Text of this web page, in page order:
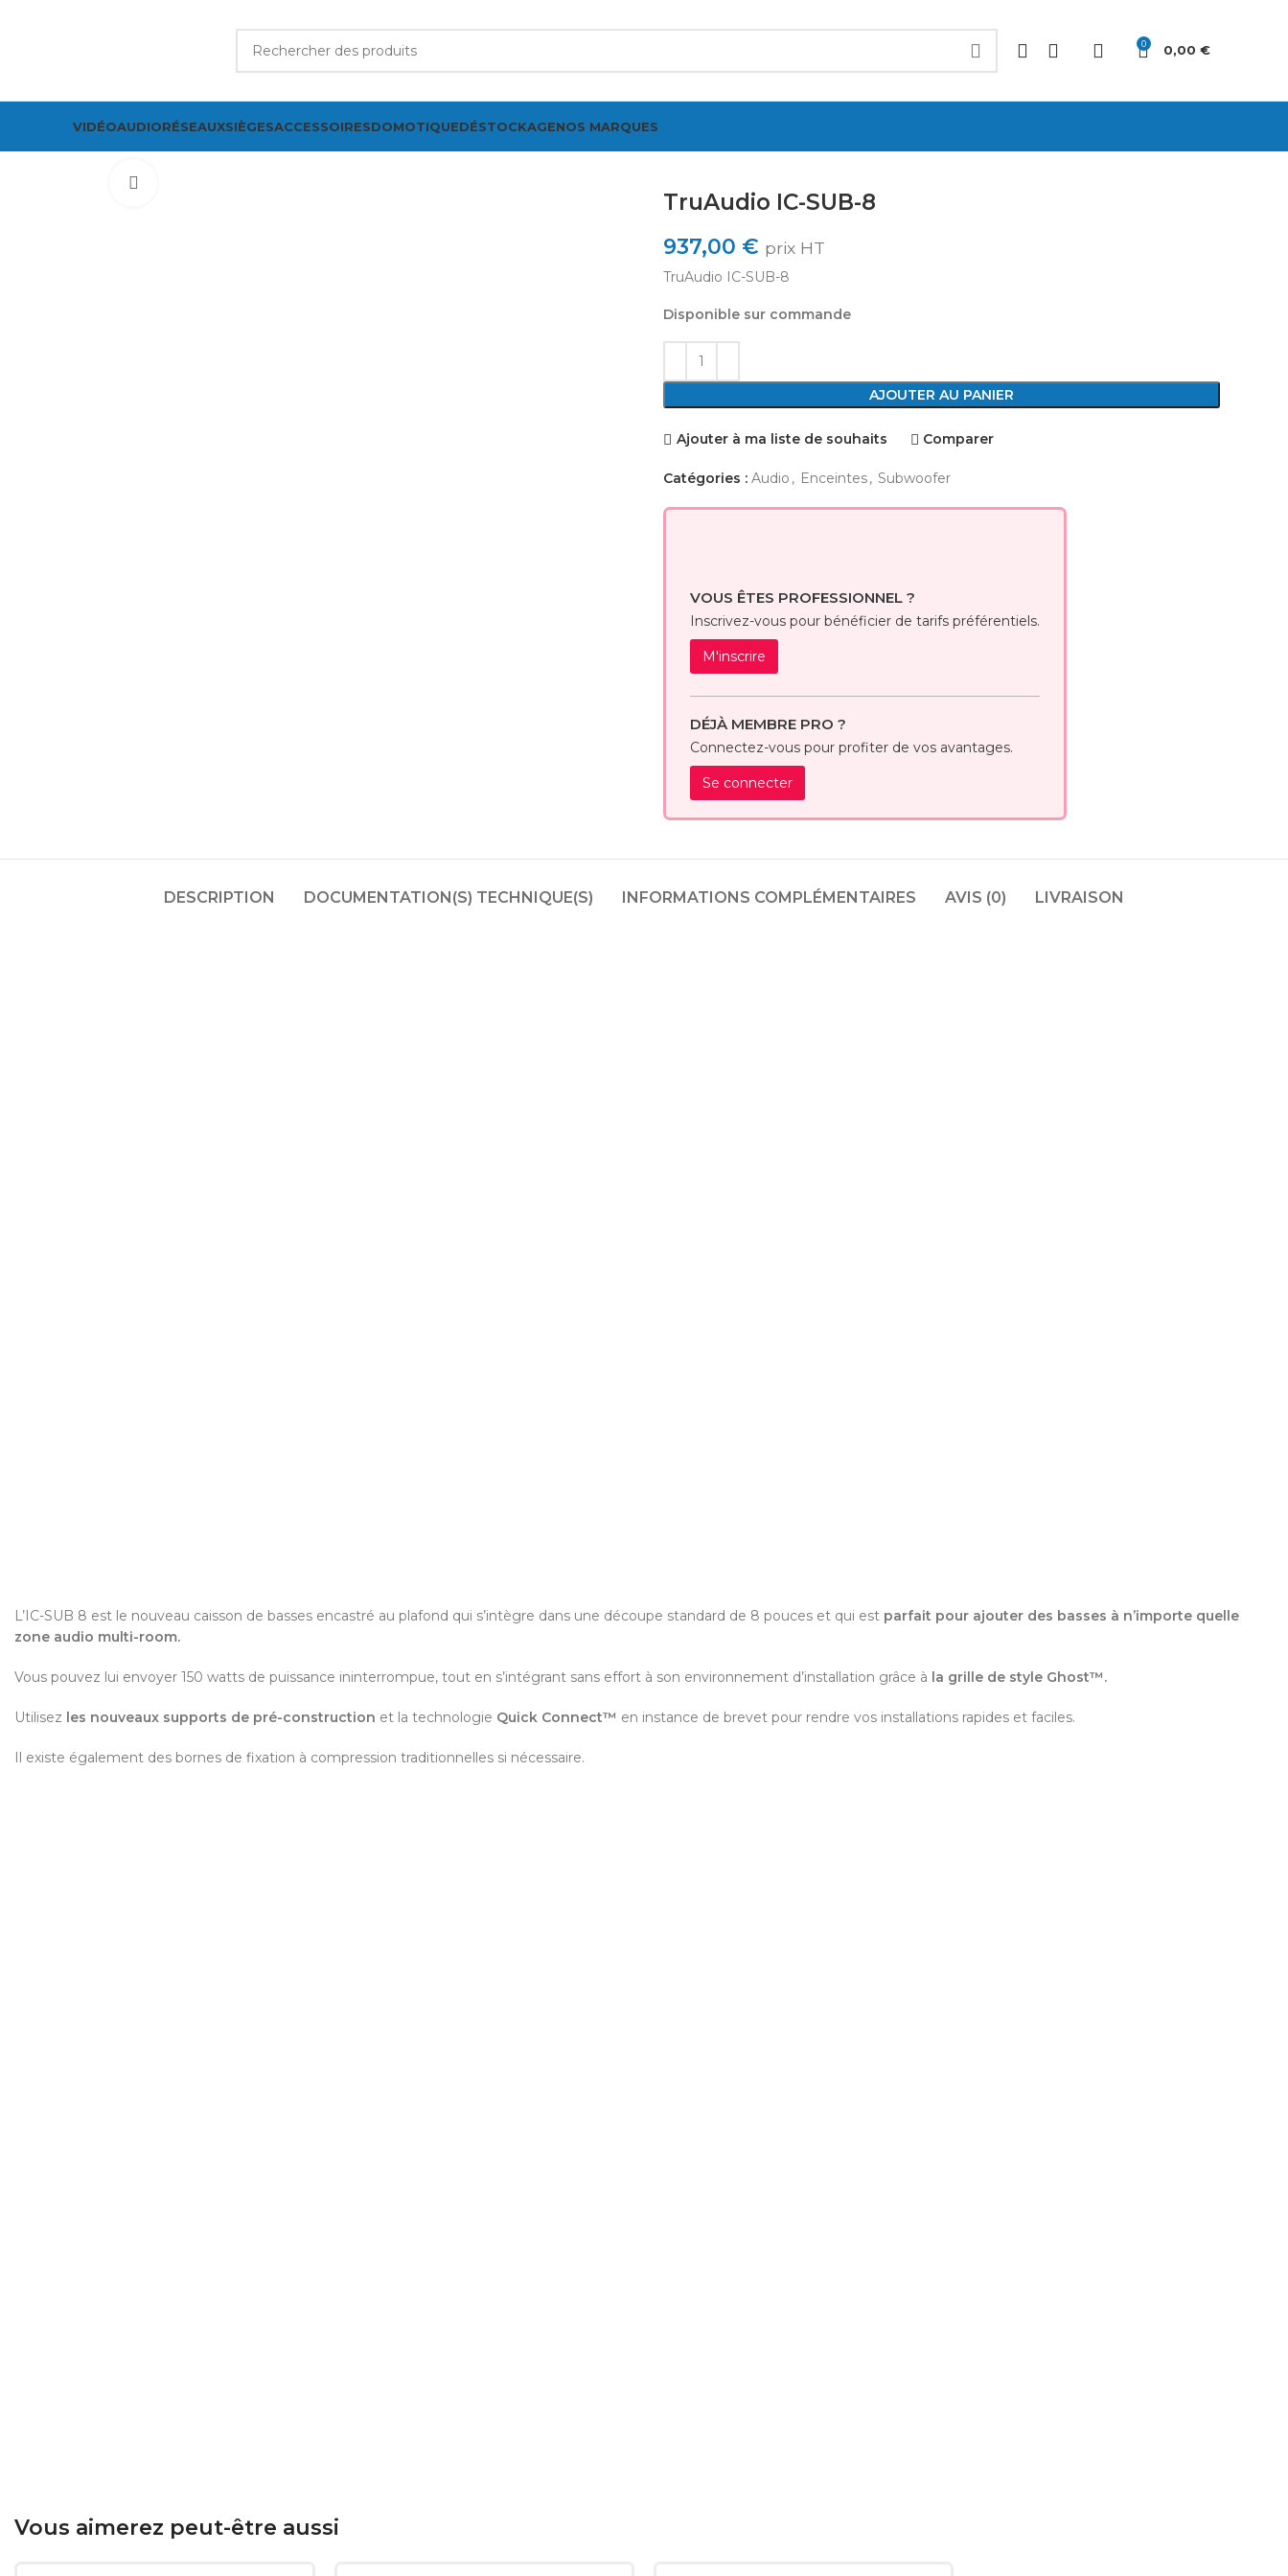
0 0,00 €
VIDÉOAUDIORÉSEAUXSIÈGESACCESSOIRESDOMOTIQUEDÉSTOCKAGENOS MARQUES
TruAudio IC-SUB-8
937,00 € prix HT
TruAudio IC-SUB-8
Disponible sur commande
AJOUTER AU PANIER
Ajouter à ma liste de souhaits Comparer
Catégories : Audio , Enceintes, Subwoofer
VOUS ÊTES PROFESSIONNEL ?
Inscrivez-vous pour bénéficier de tarifs préférentiels.
M'inscrire
DÉJÀ MEMBRE PRO ?
Connectez-vous pour profiter de vos avantages.
Se connecter
DESCRIPTION DOCUMENTATION(S) TECHNIQUE(S) INFORMATIONS COMPLÉMENTAIRES AVIS (0) LIVRAISON
L’IC-SUB 8 est le nouveau caisson de basses encastré au plafond qui s’intègre dans une découpe standard de 8 pouces et qui est parfait pour ajouter des basses à n’importe quelle
zone audio multi-room.
Vous pouvez lui envoyer 150 watts de puissance ininterrompue, tout en s’intégrant sans effort à son environnement d’installation grâce à la grille de style Ghost™.
Utilisez les nouveaux supports de pré-construction et la technologie Quick Connect™ en instance de brevet pour rendre vos installations rapides et faciles.
Il existe également des bornes de fixation à compression traditionnelles si nécessaire.
Vous aimerez peut-être aussi